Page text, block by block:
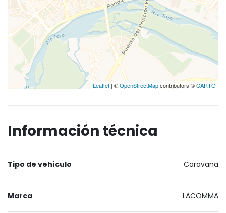
Leaflet | ©OpenStreetMapcontributors ©CARTO
Información técnica
Tipo de vehículo Caravana
Marca LACOMMA